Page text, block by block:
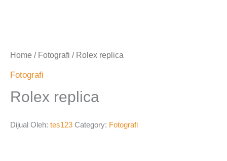
Home / Fotografi / Rolex replica
Fotografi
Rolex replica
Dijual Oleh: tes123 Category: Fotografi